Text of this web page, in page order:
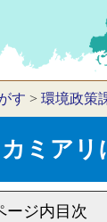
す > 環境政策
ミアリ
ージ内目次